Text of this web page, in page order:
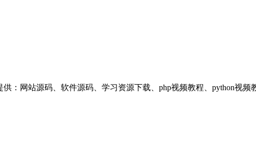
供：网站源码、软件源码、学习资源下载、php视频教程、python视